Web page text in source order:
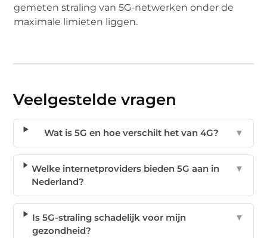
gemeten straling van 5G-netwerken onder de
maximale limieten liggen.
Veelgestelde vragen
Wat is 5G en hoe verschilt het van 4G? ▼
Welke internetproviders bieden 5G aan in
Nederland?
▼
Is 5G-straling schadelijk voor mijn
gezondheid?
▼